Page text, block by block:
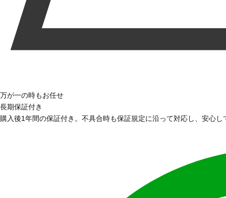
万が一の時もお任せ
長期保証付き
購入後1年間の保証付き。不具合時も保証規定に沿って対応し、安心